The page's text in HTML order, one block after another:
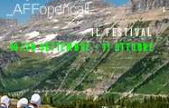
il festival
19/20 settembre - 11 ottobre